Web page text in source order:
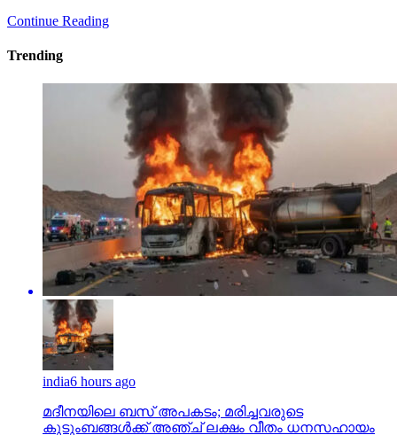
Continue Reading
Trending
india6 hours ago
മദീനയിലെ ബസ് അപകടം; മരിച്ചവരുടെ
കുടുംബങ്ങള്‍ക്ക് അഞ്ച് ലക്ഷം വീതം ധനസഹായം